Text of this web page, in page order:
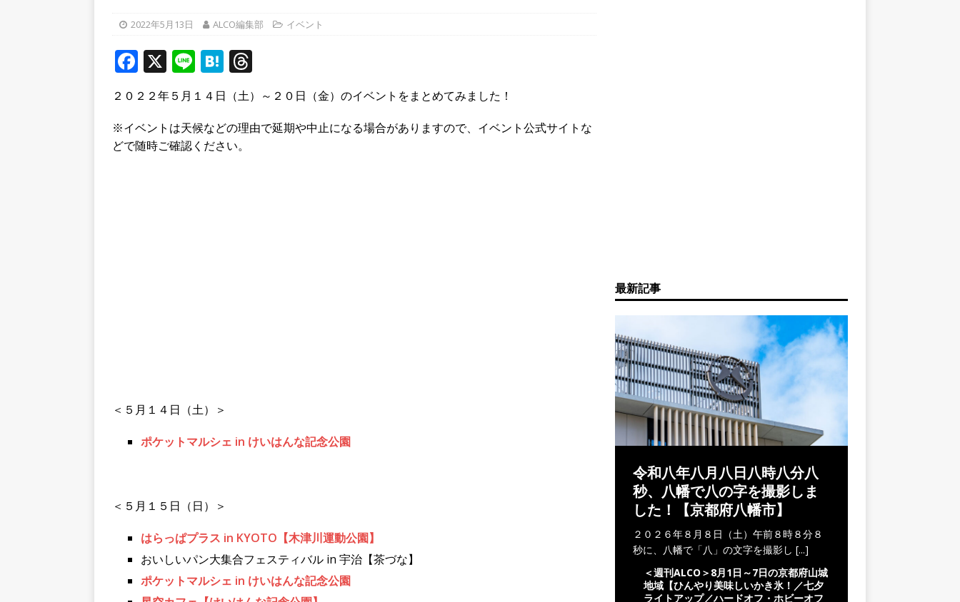
【京都府宇治市／２０２６】
[ 2026年8月8日 ]
市】
NEWS
2022年5月13日 ALCO編集部 イベント
F
a
c
e
b
X Li
n
e
H
at
e
n
a
r
e
２０２２年５月１４日（土）～２０日（金）のイベントをまとめてみました！
※イベントは天候などの理由で延期や中止になる場合がありますので、イベント公式サイトな
どで随時ご確認ください。
＜５月１４日（土）＞
ポケットマルシェ in けいはんな記念公園
＜５月１５日（日）＞
はらっぱプラス in KYOTO【木津川運動公園】
おいしいパン大集合フェスティバル in 宇治【茶づな】
ポケットマルシェ in けいはんな記念公園
最新記事
令和八年八月八日八時八分八
秒、八幡で八の字を撮影しま
した！【京都府八幡市】
２０２６年８月８日（土）午前８時８分８
秒に、八幡で「八」の文字を撮影し [...]
＜週刊ALCO＞8月1日～7日の京都府山城
地域【ひんやり美味しいかき氷！／七夕
ライトアップ／ハードオフ・ホビーオフ